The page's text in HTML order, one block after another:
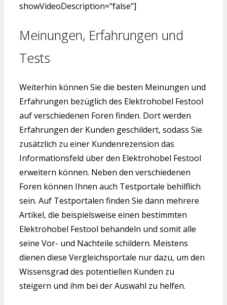
showVideoDescription="false"]
Meinungen, Erfahrungen und
Tests
Weiterhin können Sie die besten Meinungen und
Erfahrungen bezüglich des Elektrohobel Festool
auf verschiedenen Foren finden. Dort werden
Erfahrungen der Kunden geschildert, sodass Sie
zusätzlich zu einer Kundenrezension das
Informationsfeld über den Elektrohobel Festool
erweitern können. Neben den verschiedenen
Foren können Ihnen auch Testportale behilflich
sein. Auf Testportalen finden Sie dann mehrere
Artikel, die beispielsweise einen bestimmten
Elektrohobel Festool behandeln und somit alle
seine Vor- und Nachteile schildern. Meistens
dienen diese Vergleichsportale nur dazu, um den
Wissensgrad des potentiellen Kunden zu
steigern und ihm bei der Auswahl zu helfen.